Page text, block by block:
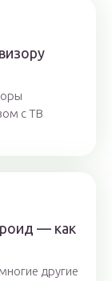
с ТВ
— как
другие